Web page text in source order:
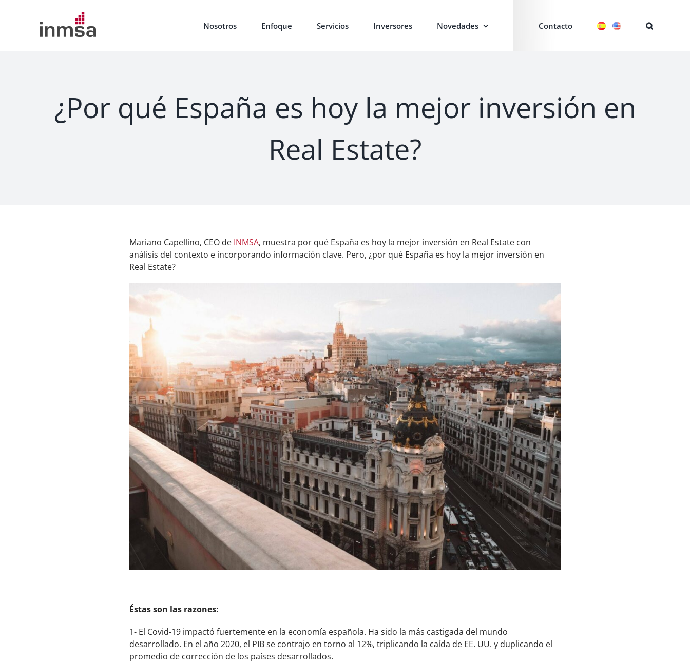
Nosotros Enfoque Servicios Inversores Novedades Contacto
¿Por qué España es hoy la mejor inversión en
Real Estate?
Mariano Capellino, CEO de INMSA, muestra por qué España es hoy la mejor inversión en Real Estate con
análisis del contexto e incorporando información clave. Pero, ¿por qué España es hoy la mejor inversión en
Real Estate?
Éstas son las razones:
1- El Covid-19 impactó fuertemente en la economía española. Ha sido la más castigada del mundo
desarrollado. En el año 2020, el PIB se contrajo en torno al 12%, triplicando la caída de EE. UU. y duplicando el
promedio de corrección de los países desarrollados.